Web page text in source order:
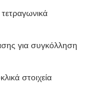
για συγκόλληση
στοιχεία